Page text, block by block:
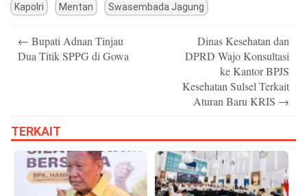
Kapolri Mentan Swasembada Jagung
navigation
← Bupati Adnan Tinjau
Dua Titik SPPG di Gowa
Dinas Kesehatan dan
DPRD Wajo Konsultasi
ke Kantor BPJS
Kesehatan Sulsel Terkait
Aturan Baru KRIS →
TERKAIT